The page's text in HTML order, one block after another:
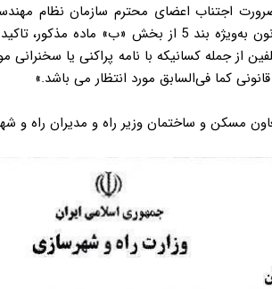
اجتناب اعضای محترم سازمان نظام
موضوع ماده 91 آیین‌نامه اجرایی قانون به‌ویژه
از جمله کسانیکه با نامه پراکنی یا
کما فی‌السابق مورد انتظار می باشد.»
مسکن و ساختمان وزیر راه و مدیران راه